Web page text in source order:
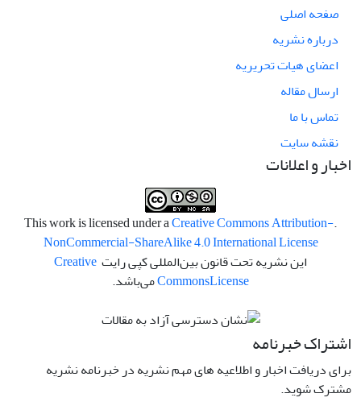
صفحه اصلی
درباره نشریه
اعضای هیات تحریریه
ارسال مقاله
تماس با ما
نقشه سایت
اخبار و اعلانات
.This work is licensed under a
Creative Commons Attribution-
NonCommercial-ShareAlike 4.0 International License
این نشریه تحت قانون بین‌المللی کپی رایت Creative
CommonsLicense می‌باشد.
اشتراک خبرنامه
برای دریافت اخبار و اطلاعیه های مهم نشریه در خبرنامه نشریه
مشترک شوید.